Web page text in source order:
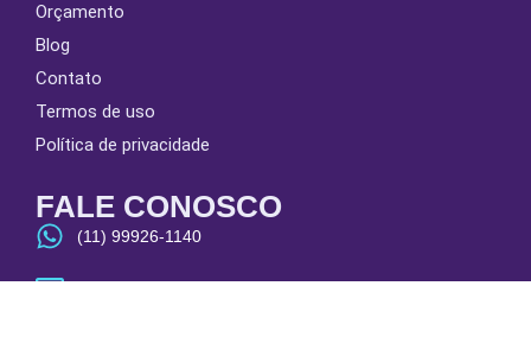
Orçamento
Blog
Contato
Termos de uso
Política de privacidade
FALE CONOSCO
(11) 99926-1140
atendimento@mavjpublicidade.com.br